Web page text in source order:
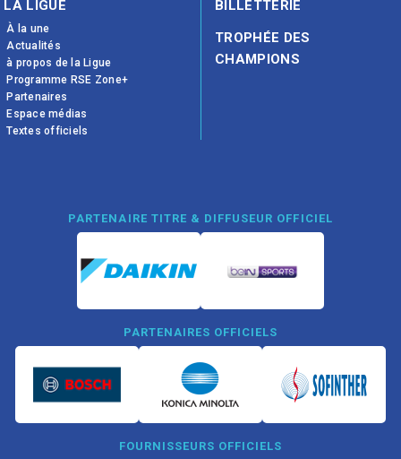
LA LIGUE
À la une
Actualités
à propos de la Ligue
Programme RSE Zone+
Partenaires
Espace médias
Textes officiels
BILLETTERIE
TROPHÉE DES
CHAMPIONS
PARTENAIRE TITRE & DIFFUSEUR OFFICIEL
PARTENAIRES OFFICIELS
FOURNISSEURS OFFICIELS